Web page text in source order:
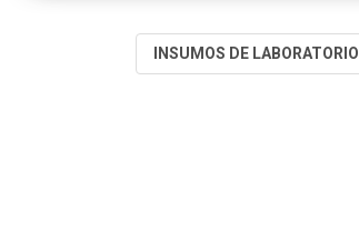
INSUMOS DE LABORATORIO